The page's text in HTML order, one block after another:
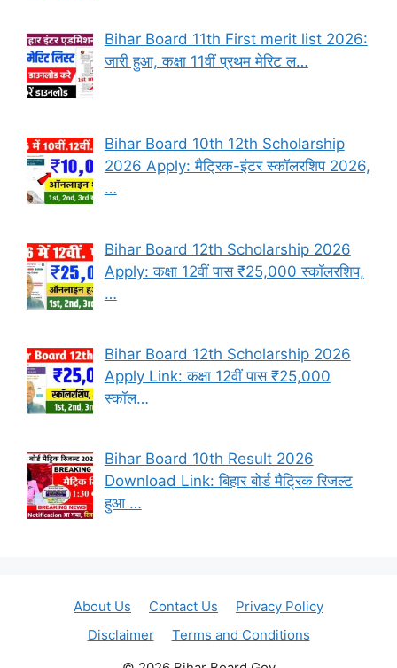
Bihar Board 11th First merit list 2026:
जारी हुआ, कक्षा 11वीं प्रथम मेरिट ल…
Bihar Board 10th 12th Scholarship
2026 Apply: मैट्रिक-इंटर स्कॉलरशिप 2026,
…
Bihar Board 12th Scholarship 2026
Apply: कक्षा 12वीं पास ₹25,000 स्कॉलरशिप,
…
Bihar Board 12th Scholarship 2026
Apply Link: कक्षा 12वीं पास ₹25,000
स्कॉल…
Bihar Board 10th Result 2026
Download Link: बिहार बोर्ड मैट्रिक रिजल्ट
हुआ …
About Us Contact Us
Privacy Policy
Disclaimer
Terms and Conditions